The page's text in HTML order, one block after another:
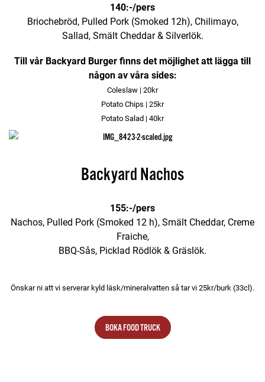
140:-/pers
Briochebröd, Pulled Pork (Smoked 12h), Chilimayo,
Sallad, Smält Cheddar & Silverlök.
Till vår Backyard Burger finns det möjlighet att lägga till
någon av våra sides:
Coleslaw | 20kr
Potato Chips | 25kr
Potato Salad | 40kr
Backyard Nachos
155:-/pers
Nachos, Pulled Pork (Smoked 12 h), Smält Cheddar, Creme
Fraiche,
BBQ-Sås, Picklad Rödlök & Gräslök.
Önskar ni att vi serverar kyld läsk/mineralvatten så tar vi 25kr/burk (33cl).
BOKA FOOD TRUCK